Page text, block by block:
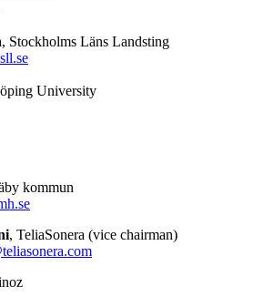
, Stockholms Läns Landsting
University
kommun
, TeliaSonera (vice chairman)